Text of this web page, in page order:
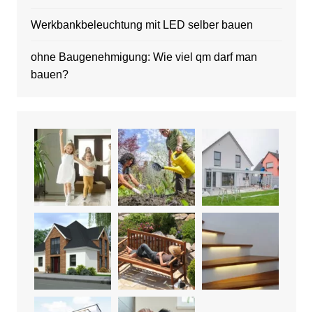
Werkbankbeleuchtung mit LED selber bauen
ohne Baugenehmigung: Wie viel qm darf man
bauen?